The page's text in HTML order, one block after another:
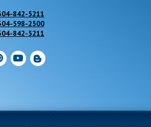
842-5211
598-2500
842-5211